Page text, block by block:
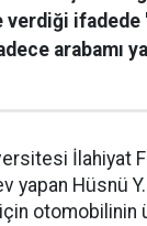
verdiği
arabamı
İlahiyat
yapan Hüsnü
için otomobilinin